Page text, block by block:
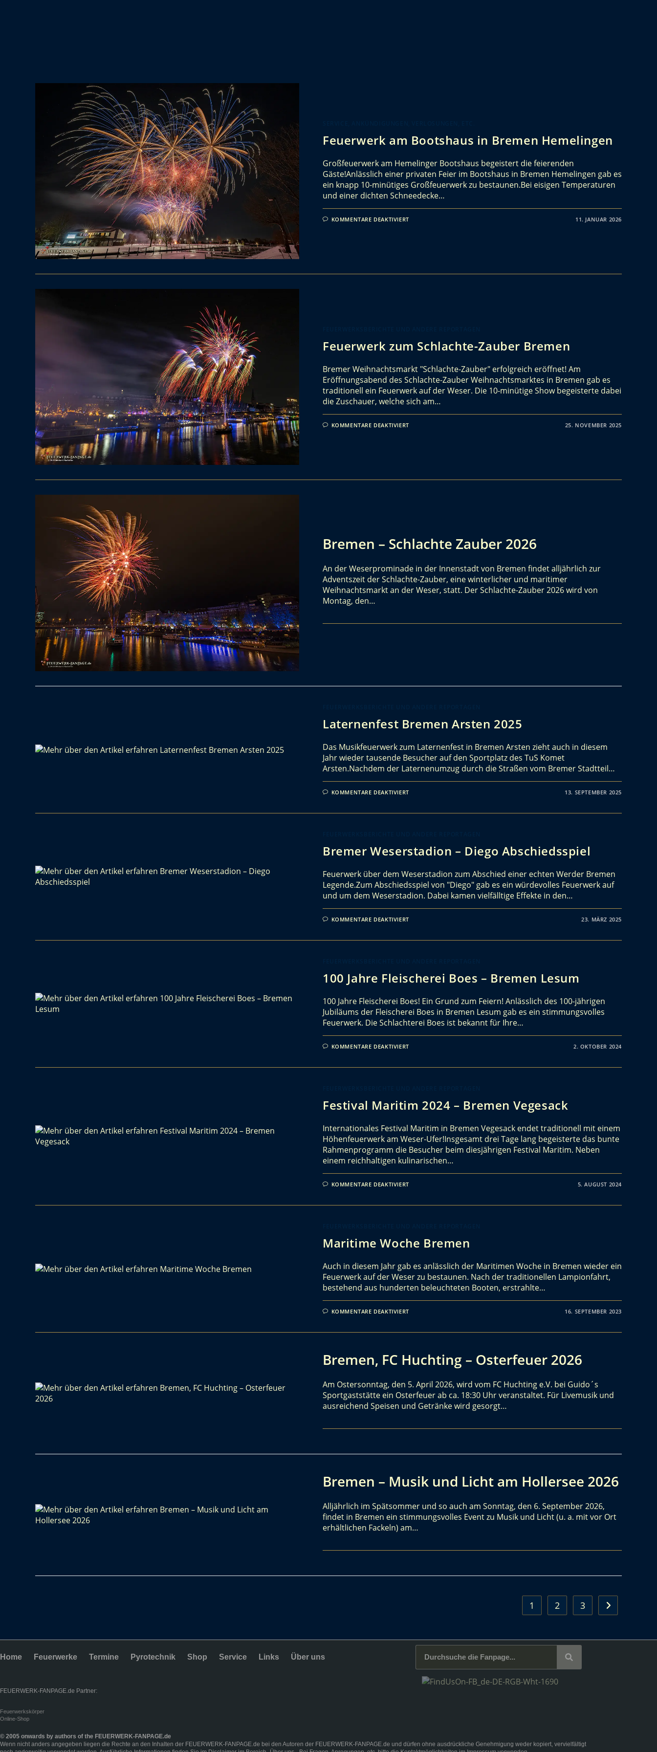
Feuerwerk am Bootshaus in Bremen Hemelingen
Großfeuerwerk am Hemelinger Bootshaus begeistert die feierenden
Gäste!Anlässlich einer privaten Feier im Bootshaus in Bremen Hemelingen gab es
ein knapp 10-minütiges Großfeuerwerk zu bestaunen.Bei eisigen Temperaturen
und einer dichten Schneedecke…
KOMMENTARE DEAKTIVIERT 11. JANUAR 2026
Feuerwerk zum Schlachte-Zauber Bremen
Bremer Weihnachtsmarkt "Schlachte-Zauber" erfolgreich eröffnet! Am
Eröffnungsabend des Schlachte-Zauber Weihnachtsmarktes in Bremen gab es
traditionell ein Feuerwerk auf der Weser. Die 10-minütige Show begeisterte dabei
die Zuschauer, welche sich am…
KOMMENTARE DEAKTIVIERT 25. NOVEMBER 2025
Bremen – Schlachte Zauber 2026
An der Weserprominade in der Innenstadt von Bremen findet alljährlich zur
Adventszeit der Schlachte-Zauber, eine winterlicher und maritimer
Weihnachtsmarkt an der Weser, statt. Der Schlachte-Zauber 2026 wird von
Montag, den…
Laternenfest Bremen Arsten 2025
Das Musikfeuerwerk zum Laternenfest in Bremen Arsten zieht auch in diesem
Jahr wieder tausende Besucher auf den Sportplatz des TuS Komet
Arsten.Nachdem der Laternenumzug durch die Straßen vom Bremer Stadtteil…
KOMMENTARE DEAKTIVIERT 13. SEPTEMBER 2025
Bremer Weserstadion – Diego Abschiedsspiel
Feuerwerk über dem Weserstadion zum Abschied einer echten Werder Bremen
Legende.Zum Abschiedsspiel von "Diego" gab es ein würdevolles Feuerwerk auf
und um dem Weserstadion. Dabei kamen vielfälltige Effekte in den…
KOMMENTARE DEAKTIVIERT 23. MÄRZ 2025
100 Jahre Fleischerei Boes – Bremen Lesum
100 Jahre Fleischerei Boes! Ein Grund zum Feiern! Anlässlich des 100-jährigen
Jubiläums der Fleischerei Boes in Bremen Lesum gab es ein stimmungsvolles
Feuerwerk. Die Schlachterei Boes ist bekannt für Ihre…
KOMMENTARE DEAKTIVIERT 2. OKTOBER 2024
Festival Maritim 2024 – Bremen Vegesack
Internationales Festival Maritim in Bremen Vegesack endet traditionell mit einem
Höhenfeuerwerk am Weser-Ufer!Insgesamt drei Tage lang begeisterte das bunte
Rahmenprogramm die Besucher beim diesjährigen Festival Maritim. Neben
einem reichhaltigen kulinarischen…
KOMMENTARE DEAKTIVIERT 5. AUGUST 2024
Maritime Woche Bremen
Auch in diesem Jahr gab es anlässlich der Maritimen Woche in Bremen wieder ein
Feuerwerk auf der Weser zu bestaunen. Nach der traditionellen Lampionfahrt,
bestehend aus hunderten beleuchteten Booten, erstrahlte…
KOMMENTARE DEAKTIVIERT 16. SEPTEMBER 2023
Bremen, FC Huchting – Osterfeuer 2026
Am Ostersonntag, den 5. April 2026, wird vom FC Huchting e.V. bei Guido´s
Sportgaststätte ein Osterfeuer ab ca. 18:30 Uhr veranstaltet. Für Livemusik und
ausreichend Speisen und Getränke wird gesorgt…
Bremen – Musik und Licht am Hollersee 2026
Alljährlich im Spätsommer und so auch am Sonntag, den 6. September 2026,
findet in Bremen ein stimmungsvolles Event zu Musik und Licht (u. a. mit vor Ort
erhältlichen Fackeln) am…
1 2 3
Home Feuerwerke Termine Pyrotechnik Shop Service Links Über uns
FEUERWERK-FANPAGE.de Partner:
Feuerwerkskörper
Online-Shop
© 2005 onwards by authors of the FEUERWERK-FANPAGE.de
Wenn nicht anders angegeben liegen die Rechte an den Inhalten der FEUERWERK-FANPAGE.de bei den Autoren der FEUERWERK-FANPAGE.de und dürfen ohne ausdrückliche Genehmigung weder kopiert, vervielfältigt